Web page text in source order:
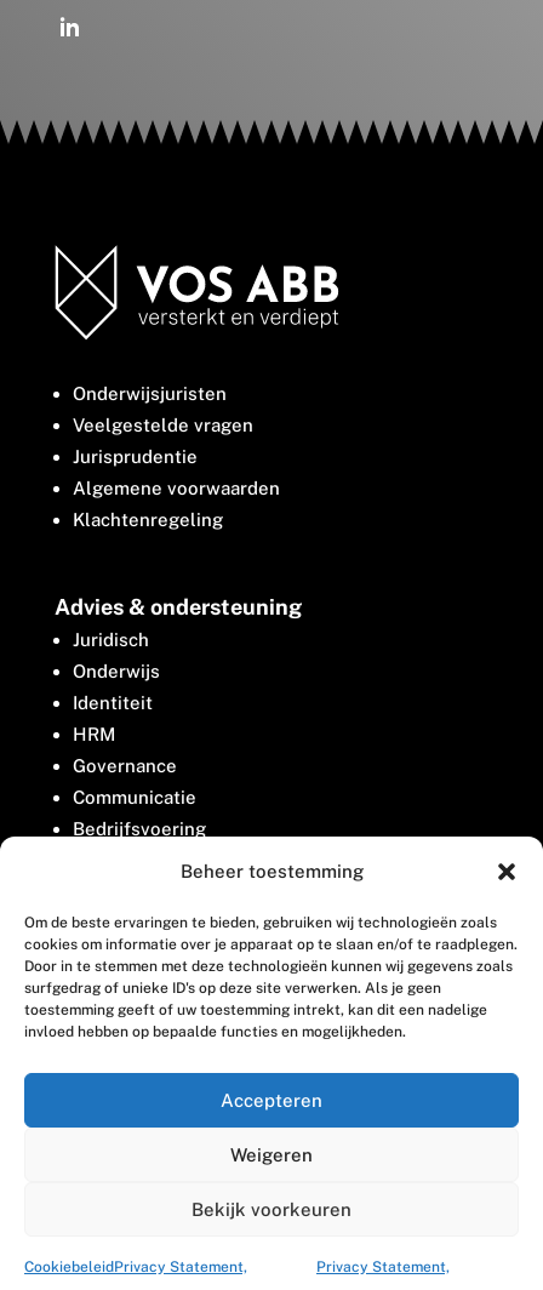
Beheer toestemming
Om de beste ervaringen te bieden, gebruiken wij technologieën zoals
cookies om informatie over je apparaat op te slaan en/of te raadplegen.
Door in te stemmen met deze technologieën kunnen wij gegevens zoals
surfgedrag of unieke ID's op deze site verwerken. Als je geen
toestemming geeft of uw toestemming intrekt, kan dit een nadelige
invloed hebben op bepaalde functies en mogelijkheden.
Accepteren
Weigeren
Bekijk voorkeuren
CookiebeleidPrivacy Statement, Privacy Statement,
Onderwijsjuristen
Veelgestelde vragen
Jurisprudentie
Algemene voorwaarden
Klachtenregeling
Advies & ondersteuning
Juridisch
Onderwijs
Identiteit
HRM
Governance
Communicatie
Bedrijfsvoering
Belangenbehartiging
Contact
Houttuinlaan 8
3447 GM Woerden